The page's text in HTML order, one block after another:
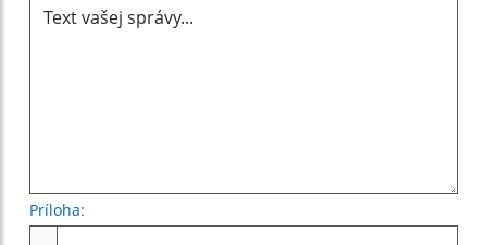
Príloha: